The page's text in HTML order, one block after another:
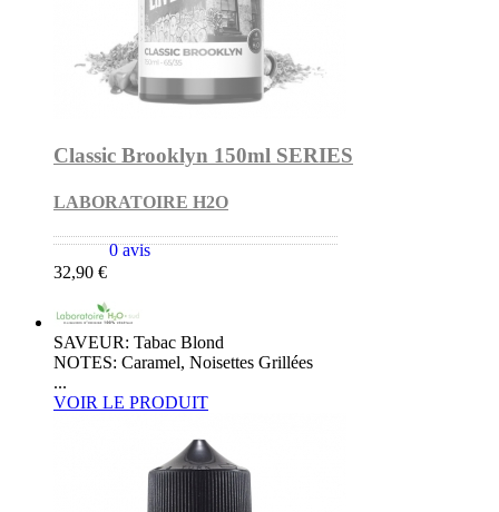
Classic Brooklyn 150ml SERIES
LABORATOIRE H2O
0 avis
32,90 €
SAVEUR: Tabac Blond
NOTES: Caramel, Noisettes Grillées
...
VOIR LE PRODUIT